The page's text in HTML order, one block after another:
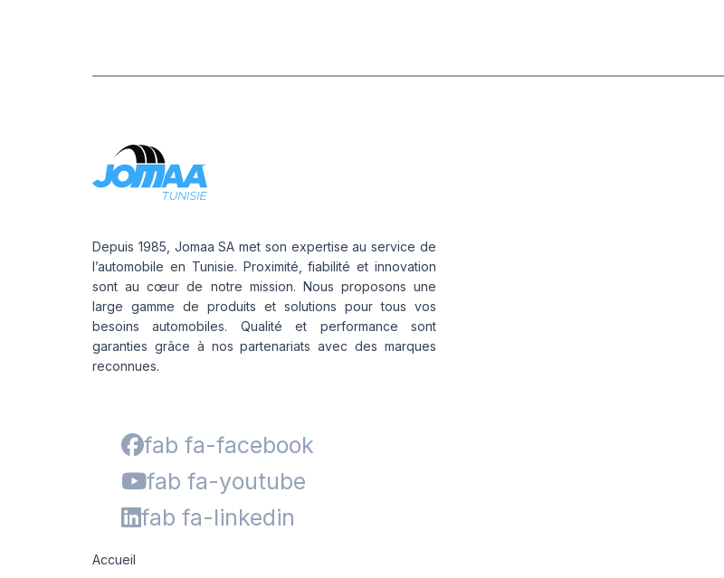
E 0W-30 1L
Depuis 1985, Jomaa SA met son expertise au service de
l’automobile en Tunisie. Proximité, fiabilité et innovation
sont au cœur de notre mission. Nous proposons une
large gamme de produits et solutions pour tous vos
besoins automobiles. Qualité et performance sont
garanties grâce à nos partenariats avec des marques
reconnues.
fab fa-facebook
fab fa-youtube
fab fa-linkedin
Accueil